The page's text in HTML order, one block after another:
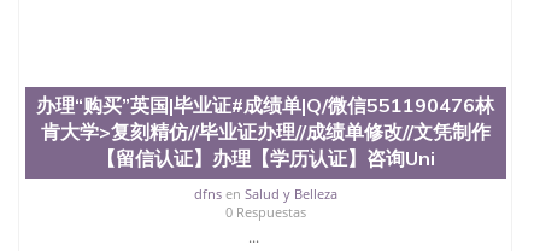
Jose State University）圣何塞州立大学学历证书
（San Jose State University）澳洲读书未毕业找人做
文凭学位qq微信551190476澳洲读CQU中央昆士兰大
学学历 绩单购买学位证书/澳洲读本科硕士做文凭/购
买澳洲大学毕业证成绩单假文凭学历
offieUniversityofSouthernQueensland 澳洲读书未毕
业找人做文凭学位qq微信551190476澳洲读CQU中央
办理“购买”英国|毕业证#成绩单|Q/微信551190476林
肯大学>复刻精仿//毕业证办理//成绩单修改//文凭制作
【留信认证】办理【学历认证】咨询Uni
dfnsen Salud y Belleza
0 Respuestas
...